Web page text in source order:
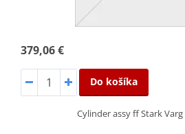
379,06 €
Do košíka
Cylinder assy ff Stark